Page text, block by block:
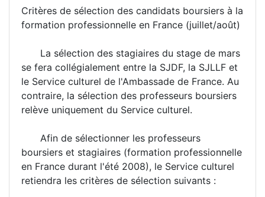
Critères de sélection des candidats boursiers à la
formation professionnelle en France (juillet/août)
La sélection des stagiaires du stage de mars
se fera collégialement entre la SJDF, la SJLLF et
le Service culturel de l'Ambassade de France. Au
contraire, la sélection des professeurs boursiers
relève uniquement du Service culturel.
Afin de sélectionner les professeurs
boursiers et stagiaires (formation professionnelle
en France durant l'été 2008), le Service culturel
retiendra les critères de sélection suivants :